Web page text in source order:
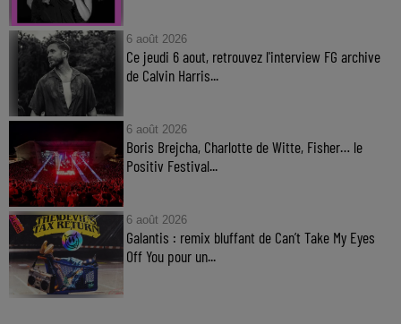
6 août 2026
Ce jeudi 6 aout, retrouvez l'interview FG archive
de Calvin Harris...
6 août 2026
Boris Brejcha, Charlotte de Witte, Fisher… le
Positiv Festival...
6 août 2026
Galantis : remix bluffant de Can’t Take My Eyes
Off You pour un...